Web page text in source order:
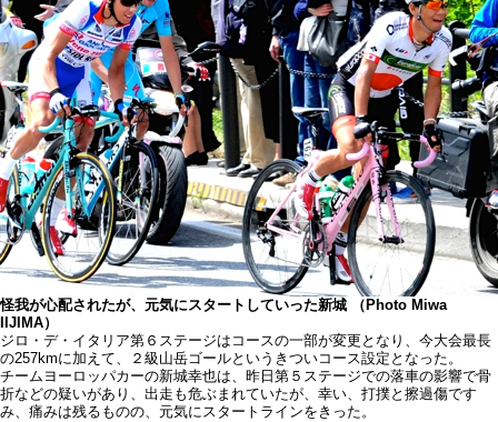
怪我が心配されたが、元気にスタートしていった新城 （Photo Miwa
IIJIMA）
ジロ・デ・イタリア第６ステージはコースの一部が変更となり、今大会最長
の257kmに加えて、２級山岳ゴールというきついコース設定となった。
チームヨーロッパカーの新城幸也は、昨日第５ステージでの落車の影響で骨
折などの疑いがあり、出走も危ぶまれていたが、幸い、打撲と擦過傷です
み、痛みは残るものの、元気にスタートラインをきった。